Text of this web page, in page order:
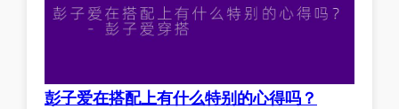
彭子爱在搭配上有什么特别的心得吗？